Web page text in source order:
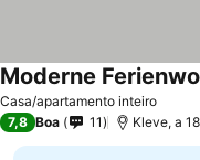
Casa/apartamento inteiro
Ver preços
7,8 Boa 11 Kleve, a